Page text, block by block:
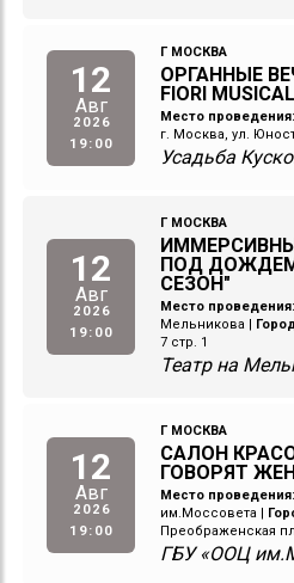
12
Авг
2026
19:00
Г МОСКВА
ОРГАННЫЕ
FIORI
Место проведения:
г. Москва, ул.
Усадьба
12
Авг
2026
19:00
Г МОСКВА
ПОД
СЕЗОН"
Место проведения:
Мельникова
7 стр. 1
Театр на
12
Авг
2026
19:00
Г МОСКВА
САЛОН
ГОВОРЯТ
Место проведения:
им.Моссовета
Преображенская
ГБУ «ООЦ